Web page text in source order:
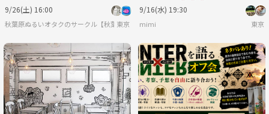
9/26(土) 16:00
秋葉原ぬるいオタクのサークル【秋葉原ぬるオタオフ会】
東京
9/16(水) 19:30
mimi 東京